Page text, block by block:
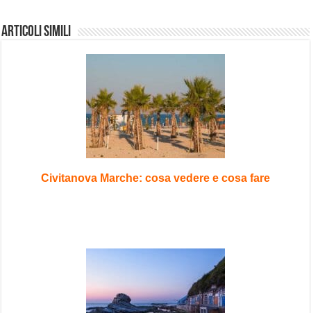
Articoli Simili
Civitanova Marche: cosa vedere e cosa fare